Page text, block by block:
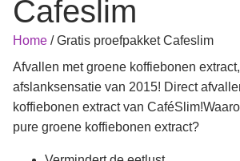
Cafeslim
Home /Gratis proefpakket Cafeslim
Afvallen met groene koffiebonen
afslanksensatie van 2015! Direct
koffiebonen extract van
pure groene koffiebonen extract?